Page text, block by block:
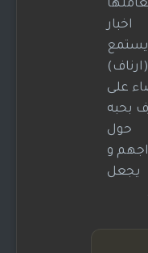
يستمع
على
بحبه
حول
و
يجعل